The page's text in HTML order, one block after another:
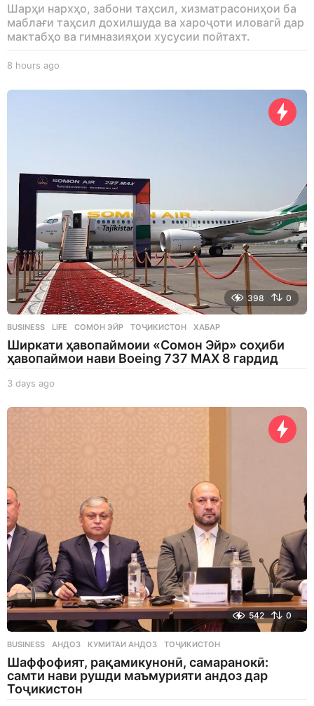
Шарҳи нархҳо, забони таҳсил, хизматрасониҳои ба
маблағи таҳсил дохилшуда ва хароҷоти иловагӣ дар
мактабҳо ва гимназияҳои хусусии пойтахт.
8 hours ago
o
398 0
BUSINESS ,LIFE СОМОН ЭЙР ,ТОҶИКИСТОН ,ХАБАР
Ширкати ҳавопаймоии «Сомон Эйр» соҳиби
ҳавопаймои нави Boeing 737 MAX 8 гардид
3 days ago
a
542 0
BUSINESS АНДОЗ ,КУМИТАИ АНДОЗ ,ТОҶИКИСТОН
Шаффофият, рақамикунонӣ, самаранокӣ:
самти нави рушди маъмурияти андоз дар
Тоҷикистон